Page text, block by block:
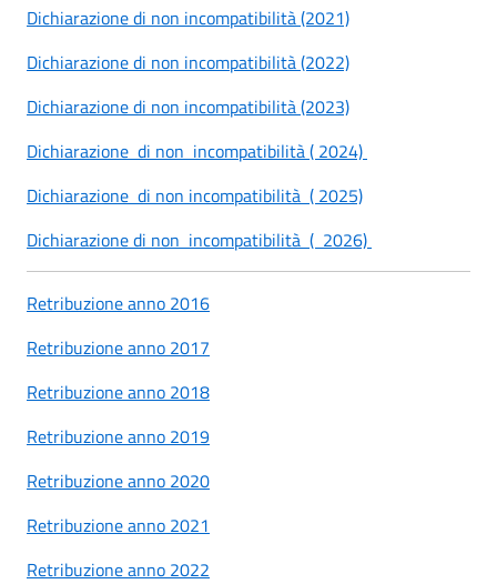
Dichiarazione di non incompatibilità (2021)
Dichiarazione di non incompatibilità (2022)
Dichiarazione di non incompatibilità (2023)
Dichiarazione di non incompatibilità ( 2024)
Dichiarazione di non incompatibilità ( 2025)
Dichiarazione di non incompatibilità ( 2026)
Retribuzione anno 2016
Retribuzione anno 2017
Retribuzione anno 2018
Retribuzione anno 2019
Retribuzione anno 2020
Retribuzione anno 2021
Retribuzione anno 2022